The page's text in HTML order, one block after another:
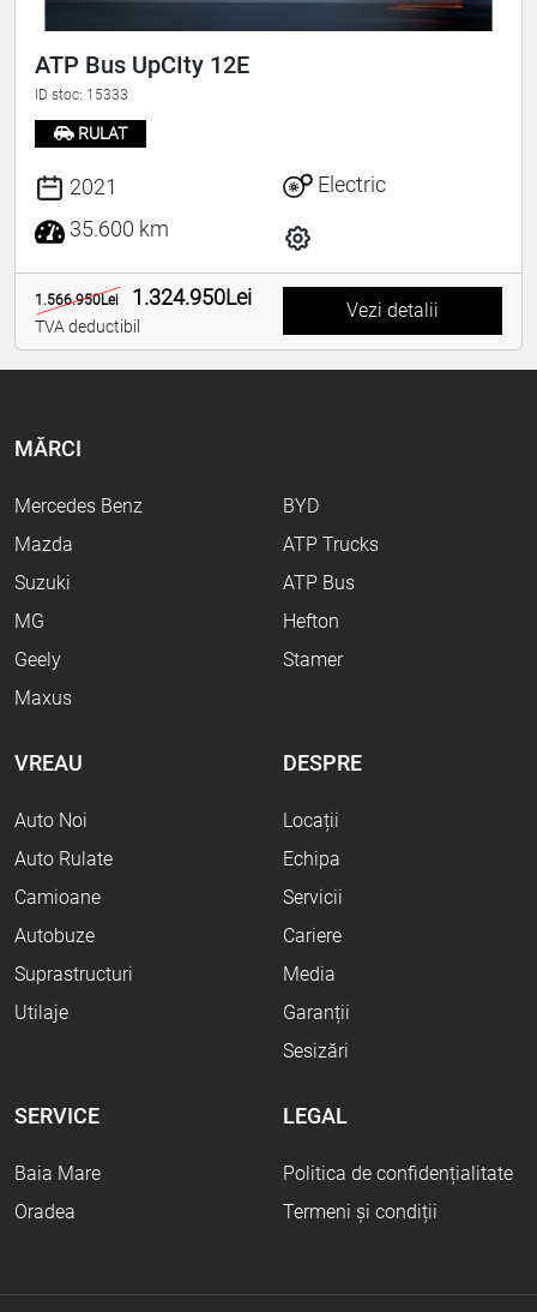
ATP Bus UpCIty 12E
ID stoc: 15333
RULAT
2021
35.600 km
Electric
1.566.950Lei 1.324.950Lei
TVA deductibil
Vezi detalii
MĂRCI
Mercedes Benz
Mazda
Suzuki
MG
Geely
Maxus
BYD
ATP Trucks
ATP Bus
Hefton
Stamer
VREAU
Auto Noi
Auto Rulate
Camioane
Autobuze
Suprastructuri
Utilaje
DESPRE
Locații
Echipa
Servicii
Cariere
Media
Garanții
Sesizări
SERVICE
Baia Mare
Oradea
LEGAL
Politica de confidențialitate
Termeni și condiții